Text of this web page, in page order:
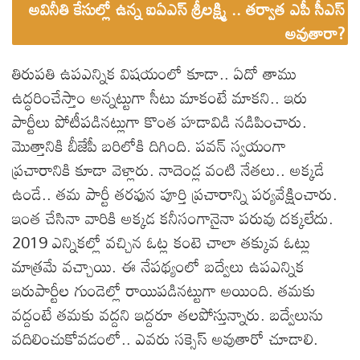
అవినీతి కేసుల్లో ఉన్న ఐఏఎస్ శ్రీలక్ష్మి .. తర్వాత ఎపీ సీఎస్
అవుతారా?
తిరుపతి ఉపఎన్నిక విషయంలో కూడా.. ఏదో తాము
ఉద్ధరించేస్తాం అన్నట్టుగా సీటు మాకంటే మాకని.. ఇరు
పార్టీలు పోటీపడినట్లుగా కొంత హడావిడి నడిపించారు.
మొత్తానికి బీజేపీ బరిలోకి దిగింది. పవన్ స్వయంగా
ప్రచారానికి కూడా వెళ్లారు. నాదెండ్ల వంటి నేతలు.. అక్కడే
ఉండే.. తమ పార్టీ తరఫున పూర్తి ప్రచారాన్ని పర్యవేక్షించారు.
ఇంత చేసినా వారికి అక్కడ కనీసంగానైనా పరువు దక్కలేదు.
2019 ఎన్నికల్లో వచ్చిన ఓట్ల కంటె చాలా తక్కువ ఓట్లు
మాత్రమే వచ్చాయి. ఈ నేపథ్యంలో బద్వేలు ఉపఎన్నిక
ఇరుపార్టీల గుండెల్లో రాయిపడినట్టుగా అయింది. తమకు
వద్దంటే తమకు వద్దని ఇద్దరూ తలపోస్తున్నారు. బద్వేలును
వదిలించుకోవడంలో.. ఎవరు సక్సెస్ అవుతారో చూడాలి.